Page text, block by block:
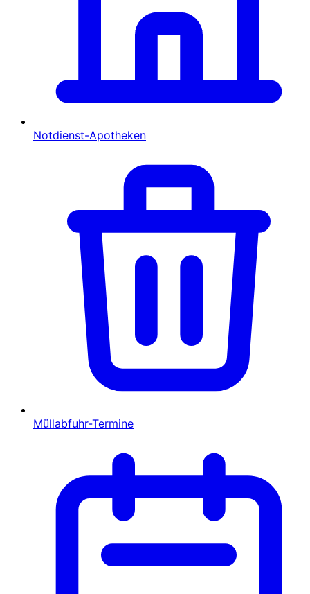
Notdienst-Apotheken
Müllabfuhr-Termine